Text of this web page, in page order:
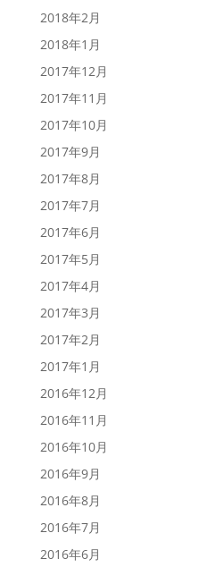
2018年2月
2018年1月
2017年12月
2017年11月
2017年10月
2017年9月
2017年8月
2017年7月
2017年6月
2017年5月
2017年4月
2017年3月
2017年2月
2017年1月
2016年12月
2016年11月
2016年10月
2016年9月
2016年8月
2016年7月
2016年6月